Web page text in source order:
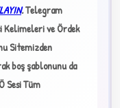
✦
.Telegram
Kelimeleri ve Ördek
Sitemizden
boş şablonunu da
Sesi Tüm